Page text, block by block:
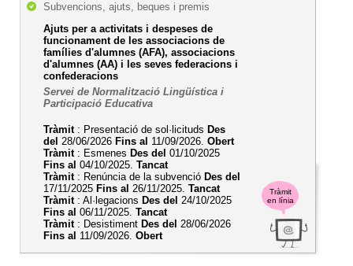
Tràmit
en línia
Subvencions, ajuts, beques i premis
Ajuts per a activitats i despeses de
funcionament de les associacions de
famílies d'alumnes (AFA), associacions
d'alumnes (AA) i les seves federacions i
confederacions
Servei de Normalització Lingüística i
Participació Educativa
Tràmit: Presentació de sol·licituds Des
del 28/06/2026 Fins al 11/09/2026. Obert
Tràmit: Esmenes Des del 01/10/2025
Fins al 04/10/2025. Tancat
Tràmit: Renúncia de la subvenció Des del
17/11/2025 Fins al 26/11/2025. Tancat
Tràmit: Al·legacions Des del 24/10/2025
Fins al 06/11/2025. Tancat
Tràmit: Desistiment Des del 28/06/2026
Fins al 11/09/2026. Obert